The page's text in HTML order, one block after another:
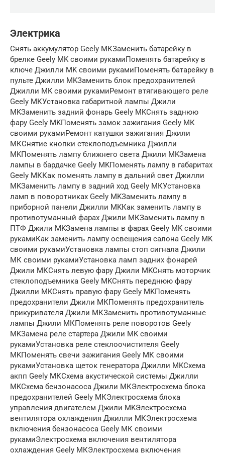
Электрика
Снять аккумулятор Geely МКЗаменить батарейку в
брелке Geely MK своими рукамиПоменять батарейку в
ключе Джилли MK своими рукамиПоменять батарейку в
пульте Джилли MKЗаменить блок предохранителей
Джилли MK своими рукамиРемонт втягивающего реле
Geely МКУстановка габаритной лампы Джили
MKЗаменить задний фонарь Geely MKСнять заднюю
фару Geely MKПоменять замок зажигания Geely МК
своими рукамиРемонт катушки зажигания Джили
МКСнятие кнопки стеклоподъемника Джилли
MKПоменять лампу ближнего света Джили MKЗамена
лампы в бардачке Geely MKПоменять лампу в габаритах
Geely МККак поменять лампу в дальний свет Джилли
MKЗаменить лампу в задний ход Geely МКУстановка
ламп в поворотниках Geely MKЗаменить лампу в
приборной панели Джилли MKКак заменить лампу в
противотуманный фарах Джили МКЗаменить лампу в
ПТФ Джили MKЗамена лампы в фарах Geely MK своими
рукамиКак заменить лампу освещения салона Geely MK
своими рукамиУстановка лампы стоп сигнала Джили
МК своими рукамиУстановка ламп задних фонарей
Джили МКСнять левую фару Джили MKСнять моторчик
стеклоподъемника Geely MKСнять переднюю фару
Джилли MKСнять правую фару Geely MKПоменять
предохранители Джили МКПоменять предохранитель
прикуривателя Джили МКЗаменить противотуманные
лампы Джили МКПоменять реле поворотов Geely
MKЗамена реле стартера Джили MK своими
рукамиУстановка реле стеклоочистителя Geely
MKПоменять свечи зажигания Geely МК своими
рукамиУстановка щеток генератора Джилли MKСхема
акпп Geely МКСхема акустической системы Джилли
MKСхема бензонасоса Джили МКЭлектросхема блока
предохранителей Geely МКЭлектросхема блока
управления двигателем Джили MKЭлектросхема
вентилятора охлаждения Джилли МКЭлектросхема
включения бензонасоса Geely МК своими
рукамиЭлектросхема включения вентилятора
охлаждения Geely МКЭлектросхема включения